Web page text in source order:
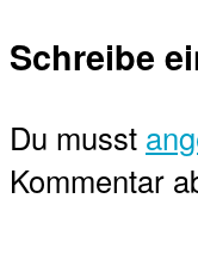
Schreibe
Du musst
Kommentar